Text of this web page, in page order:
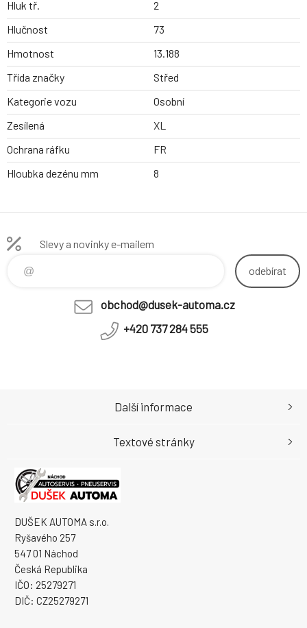
Hluk tř.
2
Hlučnost
73
Hmotnost
13.188
Třída značky
Střed
Kategorie vozu
Osobní
Zesílená
XL
Ochrana ráfku
FR
Hloubka dezénu mm
8
Slevy a novinky e-mailem
odebírat
obchod@dusek-automa.cz
+420 737 284 555
DUŠEK AUTOMA s.r.o.
Ryšavého 257
547 01 Náchod
Česká Republika
IČO: 25279271
DIČ: CZ25279271
Další informace
Textové stránky